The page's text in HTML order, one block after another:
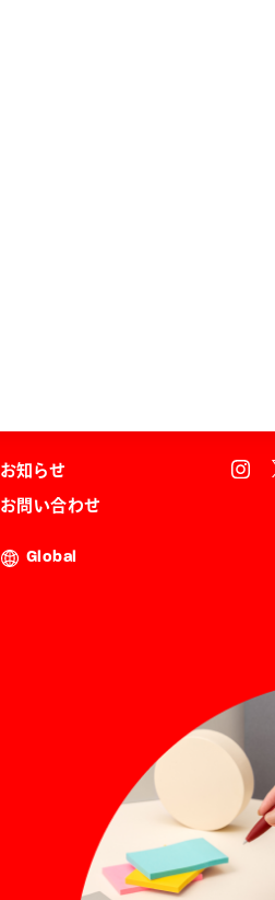
お知らせ
お問い合わせ
Global